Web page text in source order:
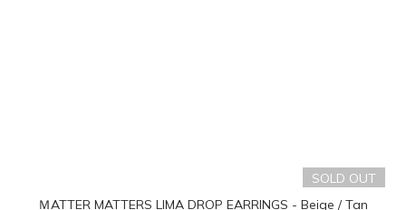
SOLD OUT
ＭATTER MATTERS LIMA DROP EARRINGS - Beige / Tan